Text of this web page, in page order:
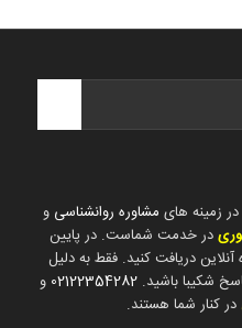
مشاوره روانشناسی و
در خدمت شماست. در پایین
دریافت کنید. فقط به دلیل
شکیبا باشید. 02122354282 و
در کنار شما هستند.